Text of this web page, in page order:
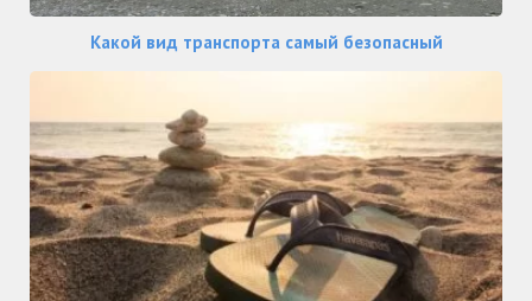
Какой вид транспорта самый безопасный